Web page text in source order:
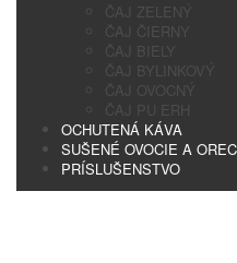
ČAJ ZELENÝ
ČAJ ČIERNY
ČAJ BIELY
ČAJ BYLINKOVÝ
ČAJ OVOCNÝ
ČAJ PU ERH
OCHUTENÁ KÁVA
SUŠENÉ OVOCIE A
PRÍSLUŠENSTVO